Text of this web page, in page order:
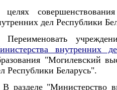
дел Республики
Переименовать
внутренних
"Могилевский
Республики Беларусь".
В разделе "Министерство